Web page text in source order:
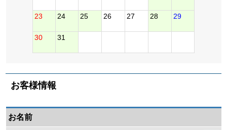
23 24 25 26 27 28 29
30 31
お客様情報
お名前